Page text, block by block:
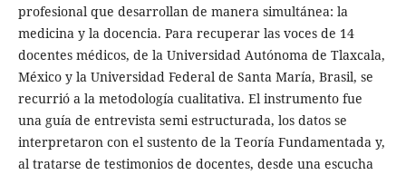
profesional que desarrollan de manera simultánea: la
medicina y la docencia. Para recuperar las voces de 14
docentes médicos, de la Universidad Autónoma de Tlaxcala,
México y la Universidad Federal de Santa María, Brasil, se
recurrió a la metodología cualitativa. El instrumento fue
una guía de entrevista semi estructurada, los datos se
interpretaron con el sustento de la Teoría Fundamentada y,
al tratarse de testimonios de docentes, desde una escucha